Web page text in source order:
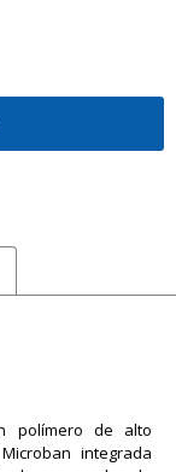
polímero de alto
integrada